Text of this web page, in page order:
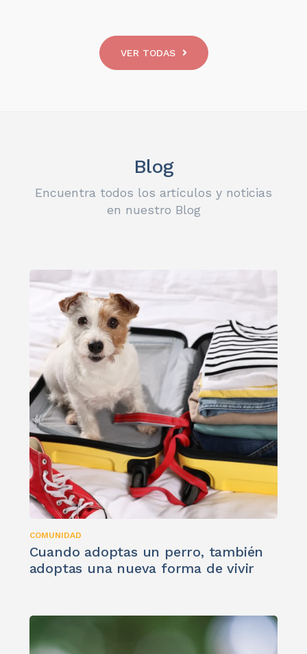
VER TODAS
Blog
Encuentra todos los artículos y noticias
en nuestro Blog
COMUNIDAD
Cuando adoptas un perro, también
adoptas una nueva forma de vivir